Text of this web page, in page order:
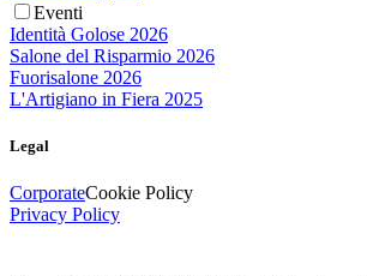
Eventi
Identità Golose 2026
Salone del Risparmio 2026
Fuorisalone 2026
L'Artigiano in Fiera 2025
Legal
CorporateCookie Policy
Privacy Policy